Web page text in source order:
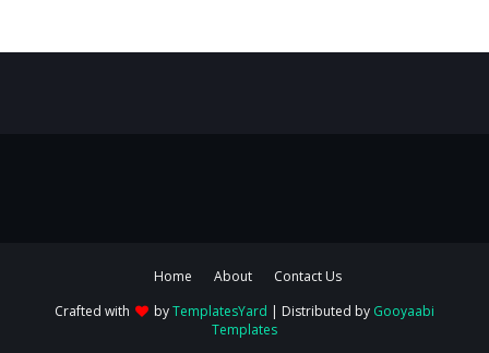
Home About
Contact Us
Crafted with
byTemplatesYard | Distributed by Gooyaabi
Templates